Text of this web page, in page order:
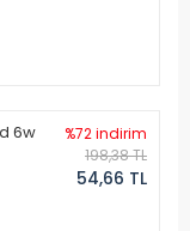
6w
%72 indirim
198,38 TL
54,66 TL